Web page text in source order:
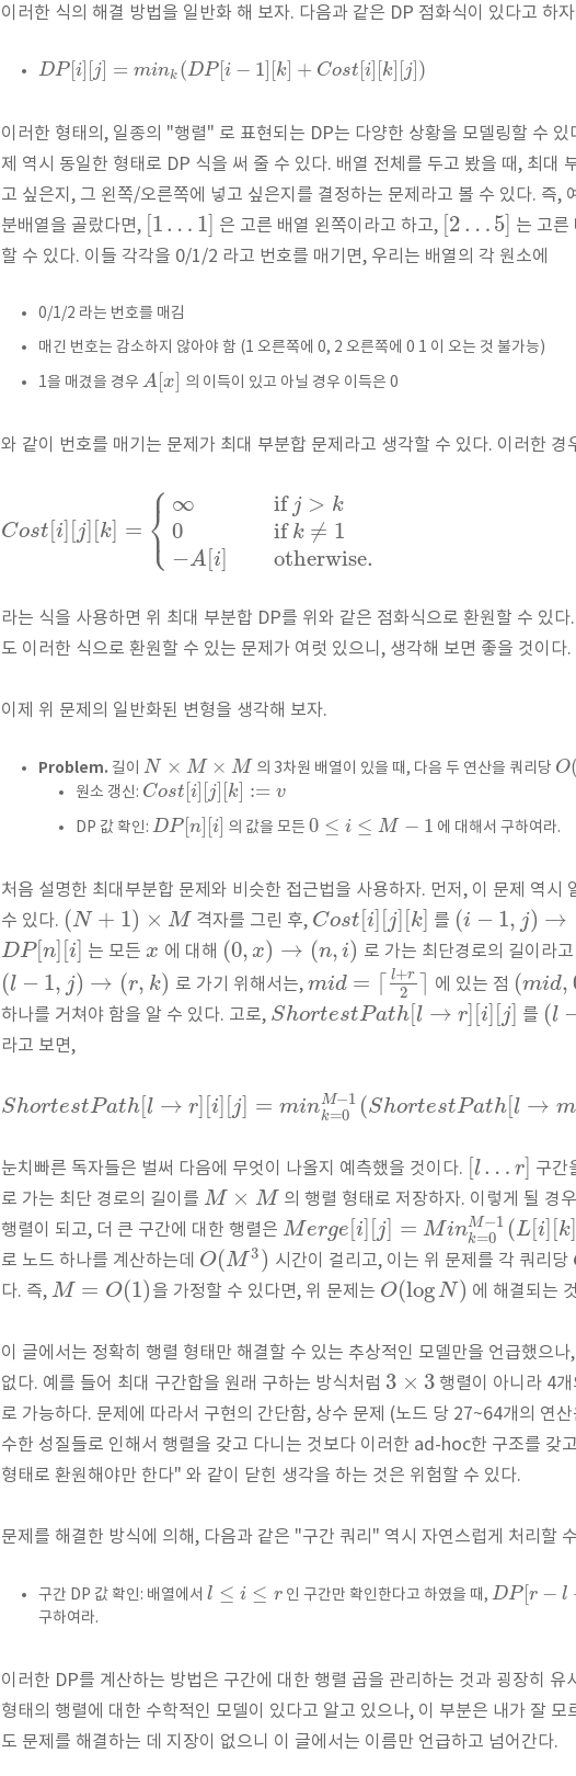
이러한 식의 해결 방법을 일반화 해 보자. 다음과 같은 DP 점화식이 있다고 하
DP [i] [j] = mink (DP[i − 1] [k] + Cost [i] [k] [j])
이러한 형태의, 일종의 "행렬" 로 표현되는 DP는 다양한 상황을 모델링할 수
제 역시 동일한 형태로 DP 식을 써 줄 수 있다. 배열 전체를 두고 봤을 때, 최대
고 싶은지, 그 왼쪽/오른쪽에 넣고 싶은지를 결정하는 문제라고 볼 수 있다. 즉,
분배열을 골랐다면, [1 … 1] 은 고른 배열 왼쪽이라고 하고, [2 … 5] 는 고른
할 수 있다. 이들 각각을 0/1/2 라고 번호를 매기면, 우리는 배열의 각 원소에
0/1/2 라는 번호를 매김
매긴 번호는 감소하지 않아야 함 (1 오른쪽에 0, 2 오른쪽에 0 1 이 오는 것 불가능)
1을 매겼을 경우 A[x] 의 이득이 있고 아닐 경우 이득은 0
와 같이 번호를 매기는 문제가 최대 부분합 문제라고 생각할 수 있다. 이러한 경
Cost i j] k] = ⎧
⎩
⎨ ∞
0
−A [i]
if j > k
if k ≠ 1
otherwise.
라는 식을 사용하면 위 최대 부분합 DP를 위와 같은 점화식으로 환원할 수 있
도 이러한 식으로 환원할 수 있는 문제가 여럿 있으니, 생각해 보면 좋을 것이다.
이제 위 문제의 일반화된 변형을 생각해 보자.
Problem. 길이 N × M × M 의 3차원 배열이 있을 때, 다음 두 연산을 쿼리당 O
원소 갱신: Cost [i] [j] [k] := v
DP 값 확인: DP [n] [i] 의 값을 모든 0 ≤ i ≤ M − 1 에 대해서 구하여라.
처음 설명한 최대부분합 문제와 비슷한 접근법을 사용하자. 먼저, 이 문제 역시
수 있다. (N + 1) × M 격자를 그린 후, Cost [i] [j] [k] 를 (i − 1, j) →
DP[n] [i] 는 모든x 에 대해 (0, x) → (n, i) 로 가는 최단경로의 길이라
(l − 1, j) → (r, k) 로 가기 위해서는, mid = ⌈ l+r
2 ⌉ 에 있는 점 (mid,
하나를 거쳐야 함을 알 수 있다. 고로, ShortestPath[l → r] [i] [j] 를 (l
라고 보면,
ShortestPath[l → r] [i] [j] = min M−1
k=0 (ShortestPath[l → m
눈치빠른 독자들은 벌써 다음에 무엇이 나올지 예측했을 것이다. [l … r] 구간
로 가는 최단 경로의 길이를 M × M 의 행렬 형태로 저장하자. 이렇게 될 경우
행렬이 되고, 더 큰 구간에 대한 행렬은 Merge i j] = MinM−1
k=0 (L [i k
로 노드 하나를 계산하는데 O(M3) 시간이 걸리고, 이는 위 문제를 각 쿼리당
다. 즉, M = O(1) 을 가정할 수 있다면, 위 문제는 O(logN) 에 해결되는
이 글에서는 정확히 행렬 형태만 해결할 수 있는 추상적인 모델만을 언급했으
없다. 예를 들어 최대 구간합을 원래 구하는 방식처럼 3 × 3 행렬이 아니라 4
로 가능하다. 문제에 따라서 구현의 간단함, 상수 문제 (노드 당 27~64개의 연
수한 성질들로 인해서 행렬을 갖고 다니는 것보다 이러한 ad-hoc한 구조를 갖
형태로 환원해야만 한다" 와 같이 닫힌 생각을 하는 것은 위험할 수 있다.
문제를 해결한 방식에 의해, 다음과 같은 "구간 쿼리" 역시 자연스럽게 처리할
구간 DP 값 확인: 배열에서 l ≤ i ≤ r인 구간만 확인한다고 하였을 때, DP[r − l
구하여라.
이러한 DP를 계산하는 방법은 구간에 대한 행렬 곱을 관리하는 것과 굉장히
형태의 행렬에 대한 수학적인 모델이 있다고 알고 있으나, 이 부분은 내가 잘
도 문제를 해결하는 데 지장이 없으니 이 글에서는 이름만 언급하고 넘어간다.